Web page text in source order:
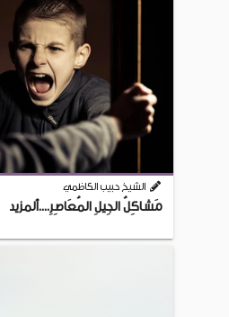
الشيخ حبيب الكاظمي
مَشاكِلُ الجِيلِ المُعَاصِرِ....ألمزيد